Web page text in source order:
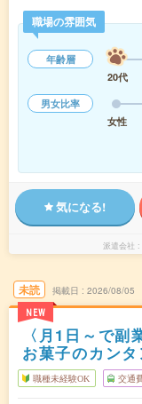
職場の雰囲気
年齢層
20代
男女比率
女性
気になる!
派遣会社
未読
NEW
掲載日 2026/08/05
〈月1日～で副
お菓子のカン
職種未経験OK 交通